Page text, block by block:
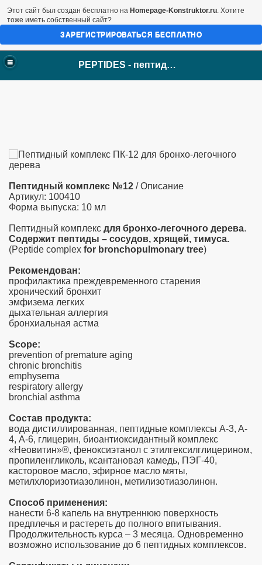
PEPTIDES - пептиды Хавинсона
Пептидный комплекс №12 / Описание
Артикул: 100410
Форма выпуска: 10 мл
Пептидный комплекс для бронхо-легочного дерева.
Содержит пептиды – сосудов, хрящей, тимуса.
(Peptide complex for bronchopulmonary tree)
Рекомендован:
профилактика преждевременного старения
хронический бронхит
эмфизема легких
дыхательная аллергия
бронхиальная астма
Scope:
prevention of premature aging
chronic bronchitis
emphysema
respiratory allergy
bronchial asthma
Состав продукта:
вода дистиллированная, пептидные комплексы A-3, A-
4, А-6, глицерин, биоантиоксидантный комплекс
«Неовитин»®, феноксиэтанол с этилгексилглицерином,
пропиленгликоль, ксантановая камедь, ПЭГ-40,
касторовое масло, эфирное масло мяты,
метилхлоризотиазолинон, метилизотиазолинон.
Способ применения:
нанести 6-8 капель на внутреннюю поверхность
предплечья и растереть до полного впитывания.
Продолжительность курса – 3 месяца. Одновременно
возможно использование до 6 пептидных комплексов.
Этот сайт был создан бесплатно на Homepage-Konstruktor.ru. Хотите
тоже иметь собственный сайт?
ЗАРЕГИСТРИРОВАТЬСЯ БЕСПЛАТНО